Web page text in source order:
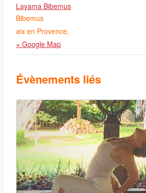
Layama Bibemus
Bibemus
aix en Provence,
+ Google Map
Évènements liés